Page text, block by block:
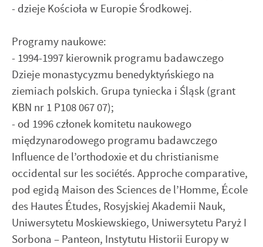
- dzieje Kościoła w Europie Środkowej.
Programy naukowe:
- 1994-1997 kierownik programu badawczego
Dzieje monastycyzmu benedyktyńskiego na
ziemiach polskich. Grupa tyniecka i Śląsk (grant
KBN nr 1 P108 067 07);
- od 1996 członek komitetu naukowego
międzynarodowego programu badawczego
Influence de l’orthodoxie et du christianisme
occidental sur les sociétés. Approche comparative,
pod egidą Maison des Sciences de l’Homme, École
des Hautes Études, Rosyjskiej Akademii Nauk,
Uniwersytetu Moskiewskiego, Uniwersytetu Paryż I
Sorbona – Panteon, Instytutu Historii Europy w